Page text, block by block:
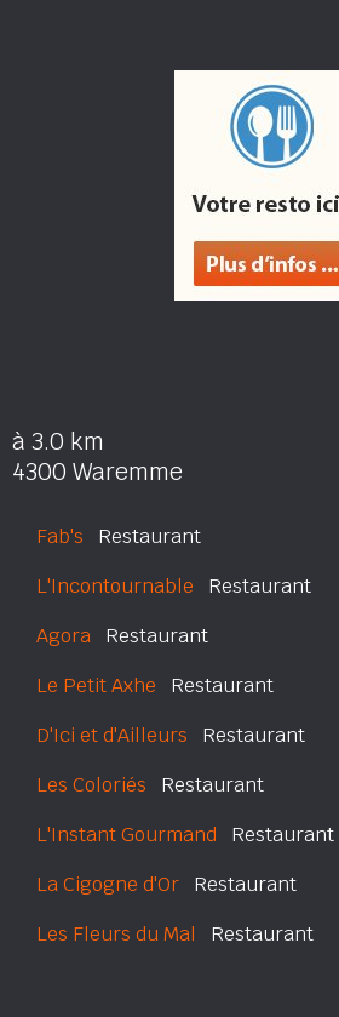
à 3.0 km
4300 Waremme
Fab's Restaurant
L'Incontournable Restaurant
Agora Restaurant
Le Petit Axhe Restaurant
D'Ici et d'Ailleurs Restaurant
Les Coloriés Restaurant
L'Instant Gourmand Restaurant
La Cigogne d'Or Restaurant
Les Fleurs du Mal Restaurant